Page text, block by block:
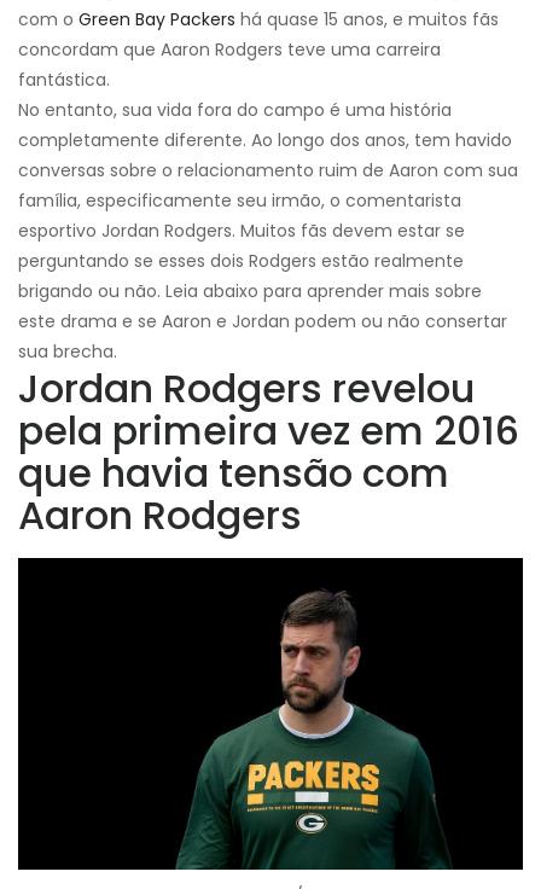
com o Green Bay Packers há quase 15 anos, e muitos fãs
concordam que Aaron Rodgers teve uma carreira
fantástica.
No entanto, sua vida fora do campo é uma história
completamente diferente. Ao longo dos anos, tem havido
conversas sobre o relacionamento ruim de Aaron com sua
família, especificamente seu irmão, o comentarista
esportivo Jordan Rodgers. Muitos fãs devem estar se
perguntando se esses dois Rodgers estão realmente
brigando ou não. Leia abaixo para aprender mais sobre
este drama e se Aaron e Jordan podem ou não consertar
sua brecha.
Jordan Rodgers revelou
pela primeira vez em 2016
que havia tensão com
Aaron Rodgers